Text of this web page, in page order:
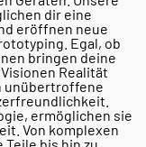
dir eine
eröffnen neue
Egal, ob
bringen deine
Realität
unübertroffene
ermöglichen sie
Von komplexen